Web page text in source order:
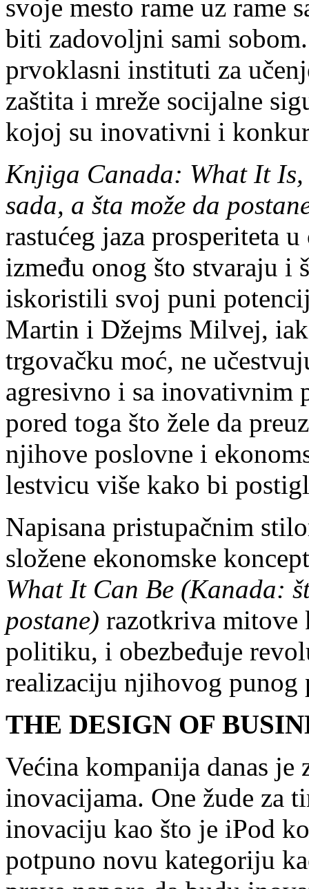
svoje mesto rame uz rame
biti zadovoljni sami
prvoklasni instituti za
zaštita i mreže socijalne
kojoj su inovativni i
Knjiga Canada: What It
sada, a šta može da
rastućeg jaza prosperiteta
između onog što stvaraju i
iskoristili svoj puni
Martin i Džejms Milvej,
trgovačku moć, ne
agresivno i sa
pored toga što žele da
njihove poslovne i
lestvicu više kako bi
Napisana pristupačnim
složene ekonomske
What It Can Be (Kanada:
postane) razotkriva
politiku, i obezbeđuje
realizaciju njihovog punog
THE DESIGN OF
Većina kompanija danas je
inovacijama. One žude za
inovaciju kao što je iPod
potpuno novu kategoriju